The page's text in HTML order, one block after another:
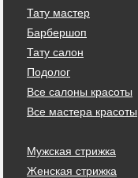
Тату мастер
Барбершоп
Тату салон
Подолог
Все салоны красоты
Все мастера красоты
Мужская стрижка
Женская стрижка